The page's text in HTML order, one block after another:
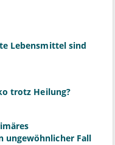
Lebensmittel sind
trotz Heilung?
ungewöhnlicher Fall